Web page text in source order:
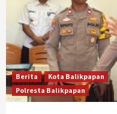
Berita
Kota Balikpapan
Polresta Balikpapan